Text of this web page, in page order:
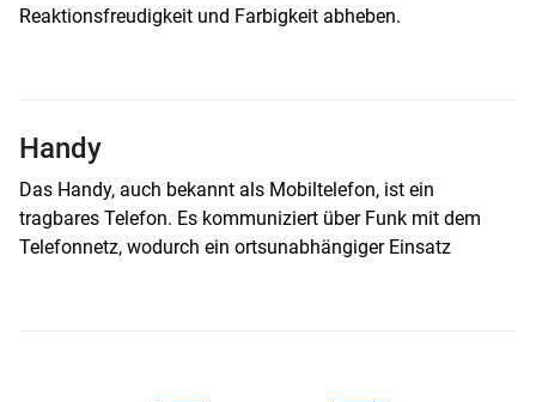
Reaktionsfreudigkeit und Farbigkeit abheben.
Handy
Das Handy, auch bekannt als Mobiltelefon, ist ein
tragbares Telefon. Es kommuniziert über Funk mit dem
Telefonnetz, wodurch ein ortsunabhängiger Einsatz